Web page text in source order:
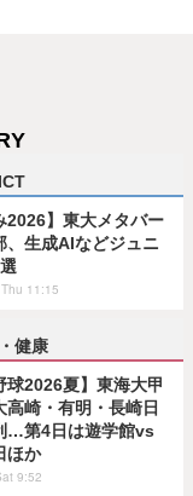
2026】東大メタバー
、生成AIなどジュニ
11:15
健康
球2026夏】東海大甲
高崎・有明・長崎日
…第4日は遊学館vs
ほか
9:52